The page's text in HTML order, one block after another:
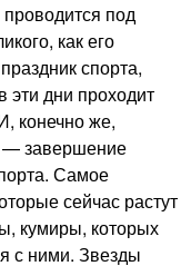
под
как его
спорта,
эти дни проходит
конечно же,
— завершение
Самое
сейчас растут
кумиры, которых
с ними. Звезды